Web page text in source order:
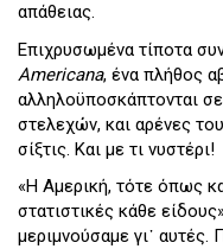
απάθειας.
Επιχρυσωμένα τίποτα
Americana, ένα πλήθος
αλληλοϋποσκάπτονται σε
στελεχών, και αρένες
σίξτις. Και με τι νυστέρι!
«Η Αμερική, τότε όπως
στατιστικές κάθε
μεριμνούσαμε γι᾽